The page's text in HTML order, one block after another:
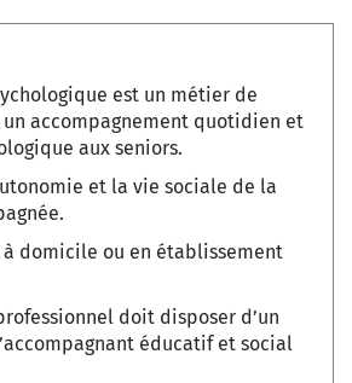
est un métier de
accompagnement quotidien et
aux seniors.
et la vie sociale de la
domicile ou en établissement
doit disposer d’un
éducatif et social